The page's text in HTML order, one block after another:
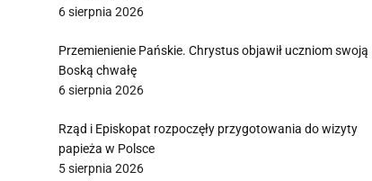
6 sierpnia 2026
Przemienienie Pańskie. Chrystus objawił uczniom swoją
Boską chwałę
6 sierpnia 2026
Rząd i Episkopat rozpoczęły przygotowania do wizyty
papieża w Polsce
5 sierpnia 2026